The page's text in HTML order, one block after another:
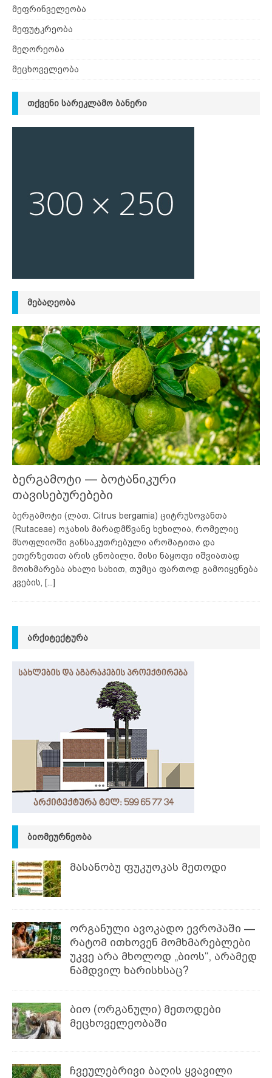
მეფრინველეობა
მეფუტკრეობა
მეღორეობა
მეცხოველეობა
ᲗᲥᲕᲔᲜᲘ ᲡᲐᲠᲔᲙᲚᲐᲛᲝ ᲑᲐᲜᲔᲠᲘ
ᲛᲔᲑᲐᲦᲔᲝᲑᲐ
ბერგამოტი — ბოტანიკური
თავისებურებები
ბერგამოტი (ლათ. Citrus bergamia) ციტრუსოვანთა
(Rutaceae) ოჯახის მარადმწვანე ხეხილია, რომელიც
მსოფლიოში განსაკუთრებული არომატითა და
ეთერზეთით არის ცნობილი. მისი ნაყოფი იშვიათად
მოიხმარება ახალი სახით, თუმცა ფართოდ გამოიყენება
კვების, [...]
ᲐᲠᲥᲘᲢᲔᲥᲢᲣᲠᲐ
ᲑᲘᲝᲛᲔᲣᲠᲜᲔᲝᲑᲐ
მასანობუ ფუკუოკას მეთოდი
ორგანული ავოკადო ევროპაში —
რატომ ითხოვენ მომხმარებლები
უკვე არა მხოლოდ „ბიოს“, არამედ
ნამდვილ ხარისხსაც?
ბიო (ორგანული) მეთოდები
მეცხოველეობაში
ჩვეულებრივი ბაღის ყვავილი